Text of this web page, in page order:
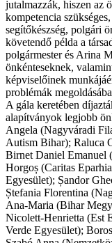
jutalmazzák, hiszen az
kompetencia
segítőkészség, polgári
követendő példa a
polgármester és Arina
önkénteseknek,
képviselőinek
problémák
A gála keretében
alapítványok legjobb
Angela (Nagyváradi
Autism Bihar); Raluca
Birnet Daniel Emanuel
Horgoș (Caritas
Egyesület); Șandor
Ștefania Florentina
Ana-Maria (Bihar
Nicolett-Henrietta (Est
Verde Egyesület);